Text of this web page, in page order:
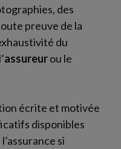
des
preuve de la
du
assureurou le
écrite et motivée
disponibles
si